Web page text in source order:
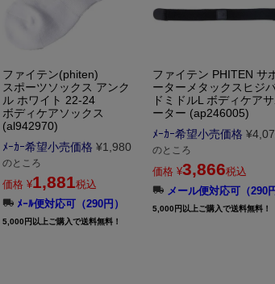
ファイテン(phiten)
スポーツソックス アンク
ル ホワイト 22-24
ボディケアソックス
(al942970)
ﾒｰｶｰ希望小売価格 ¥1,980
のところ
価格 ¥1,881税込
ﾒｰﾙ便対応可（290円）
5,000円以上ご購入で送料無料！
ファイテン PHITEN サ
ーターメタックスヒジ
ドミドルL ボディケア
ーター (ap246005)
ﾒｰｶｰ希望小売価格 ¥
のところ
価格 ¥3,866税込
メール便対応可（290円
5,000円以上ご購入で送料無料！